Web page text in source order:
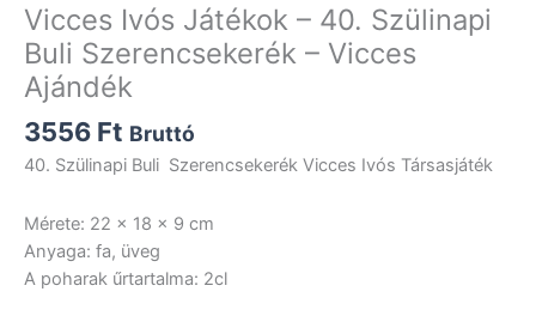
Vicces Ivós Játékok – 40. Szülinapi
Buli Szerencsekerék – Vicces
Ajándék
3556 Ft Bruttó
40. Szülinapi Buli Szerencsekerék Vicces Ivós Társasjáték
Mérete: 22 x 18 x 9 cm
Anyaga: fa, üveg
A poharak űrtartalma: 2cl